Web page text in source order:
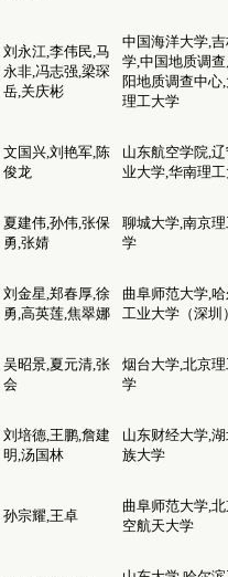
刘永江,李伟民,马
永非,冯志强,梁琛
岳,关庆彬
中国海洋大学,
学,中国地质调
阳地质调查中心
理工大学
文国兴,刘艳军,陈
俊龙
山东航空学院,
业大学,华南理
夏建伟,孙伟,张保
勇,张婧
聊城大学,南京
学
刘金星,郑春厚,徐
勇,高英莲,焦翠娜
曲阜师范大学,
工业大学（深圳
吴昭景,夏元清,张
会
烟台大学,北京
学
刘培德,王鹏,詹建
明,汤国林
山东财经大学,
族大学
孙宗耀,王卓
曲阜师范大学,
空航天大学